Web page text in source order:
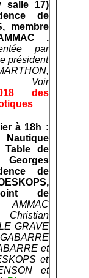
salle 17)
de
membre
.
par
président
Voir
des
à 18h :
de
de
de
AMMAC
Christian
GRAVE
et
et
et